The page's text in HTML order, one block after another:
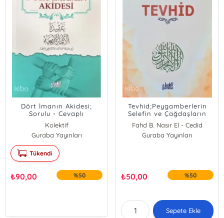
Dört İmanın Akidesi;
Sorulu - Cevaplı
Kolektif
Guraba Yayınları
Tükendi
₺90,00 %50
Tevhid;Peygamberlerin
Selefin ve Çağdaşların
Işığında
Fahd B. Nasır El - Cedid
Guraba Yayınları
₺50,00 %50
Sepete Ekle